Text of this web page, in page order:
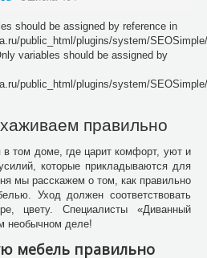
should be assigned by reference in
public_html/plugins/system/
variables should be assigned by
public_html/plugins/system/
правильно
в том доме, где царит комфорт, уют и
которые прикладываются для
мы расскажем о том, как правильно
Уход должен соответствовать
цвету. Специалисты «Диванный
необычном деле!
мебель правильно